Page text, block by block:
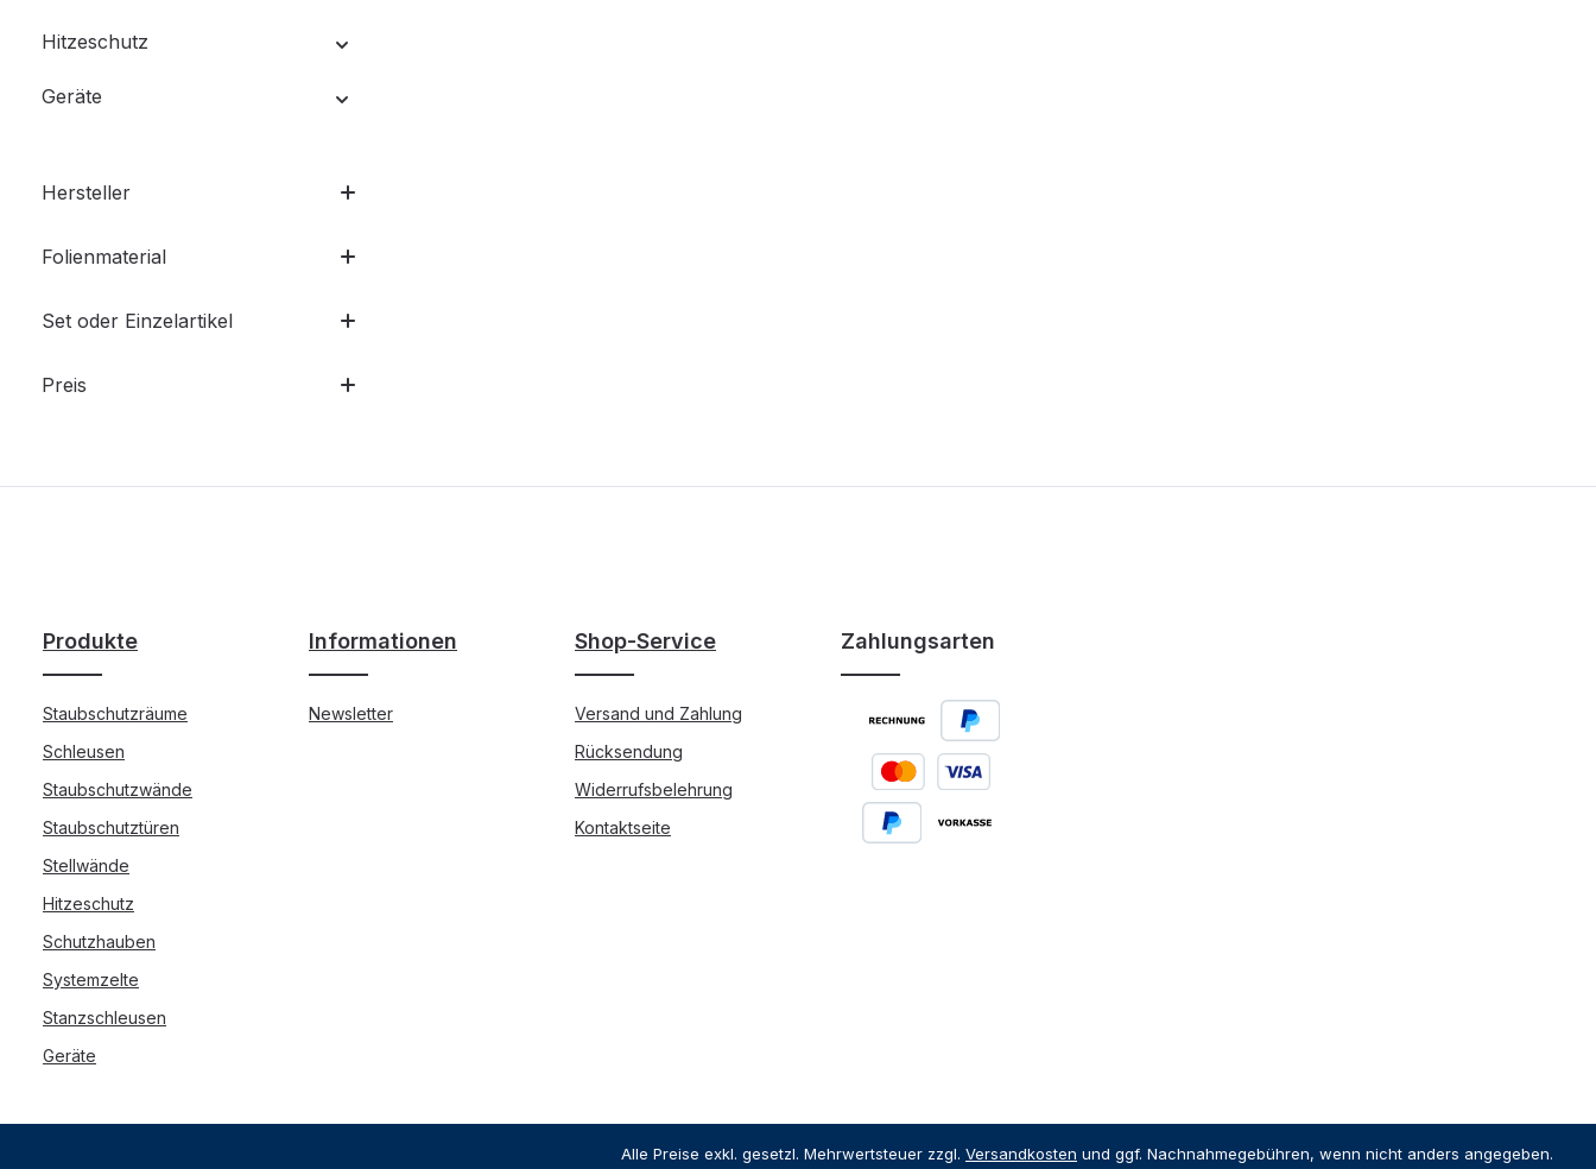
Hitzeschutz
Geräte
Hersteller
Folienmaterial
Set oder Einzelartikel
Preis
Produkte
Staubschutzräume
Schleusen
Staubschutzwände
Staubschutztüren
Stellwände
Hitzeschutz
Schutzhauben
Systemzelte
Stanzschleusen
Geräte
Informationen
Newsletter
Shop-Service
Versand und Zahlung
Rücksendung
Widerrufsbelehrung
Kontaktseite
Zahlungsarten
Alle Preise exkl. gesetzl. Mehrwertsteuer zzgl. Versandkosten und ggf. Nachnahmegebühren, wenn nicht anders angegeben.